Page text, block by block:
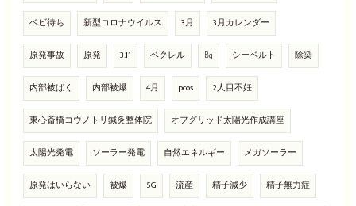
ベビ待ち 新型コロナウイルス 3月 3月カレンダー
原発事故 原発 3.11 ベクレル ㏃ シーベルト 除染
内部被ばく 内部被爆 4月 pcos 2人目不妊
東心斎橋コウノトリ鍼灸整体院 オフグリッド太陽光作成講座
太陽光発電 ソーラー発電 自然エネルギー メガソーラー
原発はいらない 被爆 5G 流産 精子減少 精子無力症